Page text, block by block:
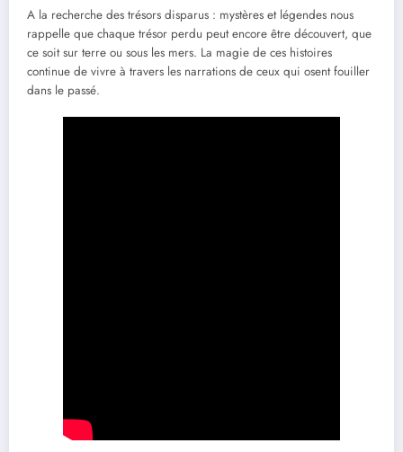
A la recherche des trésors disparus : mystères et légendes nous
rappelle que chaque trésor perdu peut encore être découvert, que
ce soit sur terre ou sous les mers. La magie de ces histoires
continue de vivre à travers les narrations de ceux qui osent fouiller
dans le passé.